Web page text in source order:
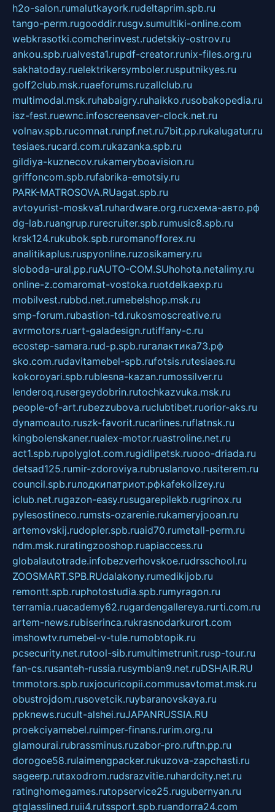
h2o-salon.rumalutkayork.rudeltaprim.spb.ru
tango-perm.rugooddir.rusgv.sumultiki-online.com
webkrasotki.comcherinvest.rudetskiy-ostrov.ru
ankou.spb.rualvesta1.rupdf-creator.runix-files.org.ru
sakhatoday.ruelektrikersymboler.rusputnikyes.ru
golf2club.msk.ruaeforums.ruzallclub.ru
multimodal.msk.ruhabaigry.ruhaikko.rusobakopedia.ru
isz-fest.ruewnc.infoscreensaver-clock.net.ru
volnav.spb.rucomnat.runpf.net.ru7bit.pp.rukalugatur.ru
tesiaes.rucard.com.rukazanka.spb.ru
gildiya-kuznecov.rukameryboavision.ru
griffoncom.spb.rufabrika-emotsiy.ru
PARK-MATROSOVA.RUagat.spb.ru
avtoyurist-moskva1.ruhardware.org.ruсхема-авто.рф
dg-lab.ruangrup.rurecruiter.spb.rumusic8.spb.ru
krsk124.rukubok.spb.ruromanofforex.ru
analitikaplus.ruspyonline.ruzosikamery.ru
sloboda-ural.pp.ruAUTO-COM.SUhohota.netalimy.ru
online-z.comaromat-vostoka.ruotdelkaexp.ru
mobilvest.rubbd.net.rumebelshop.msk.ru
smp-forum.rubastion-td.rukosmoscreative.ru
avrmotors.ruart-galadesign.rutiffany-c.ru
ecostep-samara.rud-p.spb.ruгалактика73.рф
sko.com.rudavitamebel-spb.rufotsis.rutesiaes.ru
kokoroyari.spb.rublesna-kazan.rumossilver.ru
lenderoq.rusergeydobrin.rutochkazvuka.msk.ru
people-of-art.rubezzubova.ruclubtibet.ruorior-aks.ru
dynamoauto.ruszk-favorit.rucarlines.ruflatnsk.ru
kingbolenskaner.rualex-motor.ruastroline.net.ru
act1.spb.rupolyglot.com.rugidlipetsk.ruooo-driada.ru
detsad125.rumir-zdoroviya.rubruslanovo.rusiterem.ru
council.spb.ruлодкипатриот.рфkafekolizey.ru
iclub.net.rugazon-easy.rusugarepilekb.rugrinox.ru
pylesostineco.rumsts-ozarenie.rukameryjooan.ru
artemovskij.rudopler.spb.ruaid70.rumetall-perm.ru
ndm.msk.ruratingzooshop.ruapiaccess.ru
globalautotrade.infobezverhovskoe.rudrsschool.ru
ZOOSMART.SPB.RUdalakony.rumedikijob.ru
remontt.spb.ruphotostudia.spb.rumyragon.ru
terramia.ruacademy62.rugardengallereya.rurti.com.ru
artem-news.rubiserinca.rukrasnodarkurort.com
imshowtv.rumebel-v-tule.rumobtopik.ru
pcsecurity.net.rutool-sib.rumultimetrunit.rusp-tour.ru
fan-cs.rusanteh-russia.rusymbian9.net.ruDSHAIR.RU
tmmotors.spb.ruxjocuricopii.commusavtomat.msk.ru
obustrojdom.rusovetcik.ruybaranovskaya.ru
ppknews.rucult-alshei.ruJAPANRUSSIA.RU
proekciyamebel.ruimper-finans.rurim.org.ru
glamourai.rubrassminus.ruzabor-pro.ruftn.pp.ru
dorogoe58.rulaimengpacker.rukuzova-zapchasti.ru
sageerp.rutaxodrom.rudsrazvitie.ruhardcity.net.ru
ratinghomegames.rutopservice25.rugubernyan.ru
gtglasslined.ruii4.rutssport.spb.ruandorra24.com